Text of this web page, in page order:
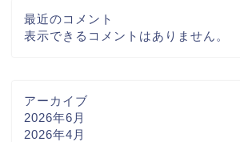
最近のコメント
表示できるコメントはありません。
アーカイブ
2026年6月
2026年4月